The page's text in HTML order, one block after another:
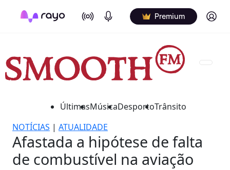
On Air Podcasts Premium Log in
ÚltimasMúsicaDesportoTrânsito
NOTÍCIAS | ATUALIDADE
Afastada a hipótese de falta
de combustível na aviação